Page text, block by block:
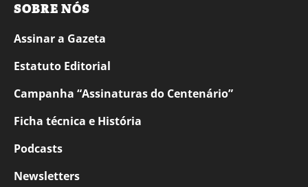
SOBRE NÓS
Assinar a Gazeta
Estatuto Editorial
Campanha “Assinaturas do Centenário”
Ficha técnica e História
Podcasts
Newsletters